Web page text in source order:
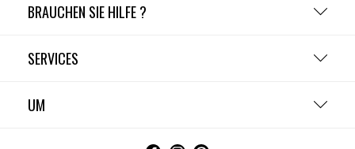
BRAUCHEN SIE HILFE ?
SERVICES
UM